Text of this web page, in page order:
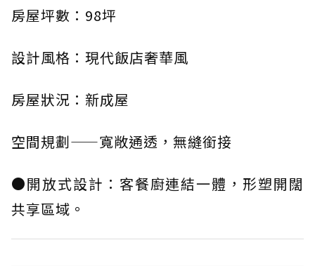
房屋坪數：98坪
設計風格：現代飯店奢華風
房屋狀況：新成屋
空間規劃——寬敞通透，無縫銜接
●開放式設計：客餐廚連結一體，形塑開闊
共享區域。